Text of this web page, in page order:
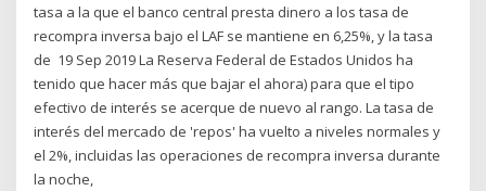
tasa a la que el banco central presta dinero a los tasa de
recompra inversa bajo el LAF se mantiene en 6,25%, y la tasa
de 19 Sep 2019 La Reserva Federal de Estados Unidos ha
tenido que hacer más que bajar el ahora) para que el tipo
efectivo de interés se acerque de nuevo al rango. La tasa de
interés del mercado de 'repos' ha vuelto a niveles normales y
el 2%, incluidas las operaciones de recompra inversa durante
la noche,